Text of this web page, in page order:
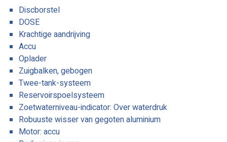
Discborstel
DOSE
Krachtige aandrijving
Accu
Oplader
Zuigbalken, gebogen
Twee-tank-systeem
Reservoirspoelsysteem
Zoetwaterniveau-indicator: Over waterdruk
Robuuste wisser van gegoten aluminium
Motor: accu